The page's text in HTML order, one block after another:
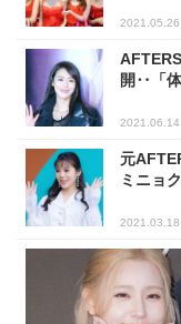
2021.05.26
開‥「体
2021.06.14
元
ミニョ
2021.03.18